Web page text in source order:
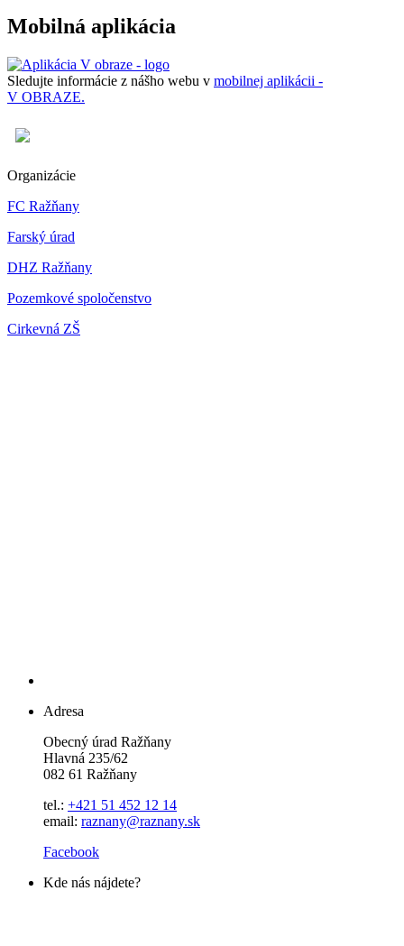
Mobilná aplikácia
Sledujte informácie z nášho webu v mobilnej aplikácii -
V OBRAZE.
Organizácie
FC Ražňany
Farský úrad
DHZ Ražňany
Pozemkové spoločenstvo
Cirkevná ZŠ
Adresa
Obecný úrad Ražňany
Hlavná 235/62
082 61 Ražňany
tel.: +421 51 452 12 14
email: raznany@raznany.sk
Facebook
Kde nás nájdete?